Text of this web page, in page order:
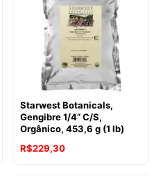
R$183,22.
R$159,62.
Starwest Botanicals,
Gengibre 1/4” C/S,
Orgânico, 453,6 g (1 lb)
R$229,30